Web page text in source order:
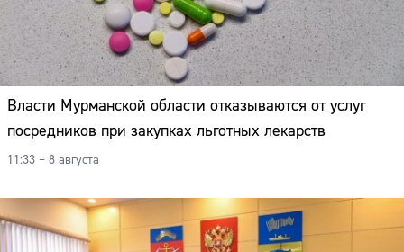
Власти Мурманской области отказываются от услуг
посредников при закупках льготных лекарств
11:33 – 8 августа